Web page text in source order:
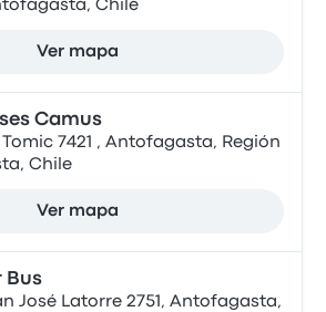
Chile
Ver mapa
Camus
7421 , Antofagasta, Región
Chile
Ver mapa
Bus
José Latorre 2751, Antofagasta,